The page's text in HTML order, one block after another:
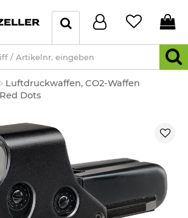
Luftdruckwaffen, CO2-Waffen
Dots